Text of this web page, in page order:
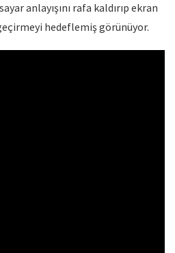
anlayışını rafa kaldırıp ekran
hedeflemiş görünüyor.